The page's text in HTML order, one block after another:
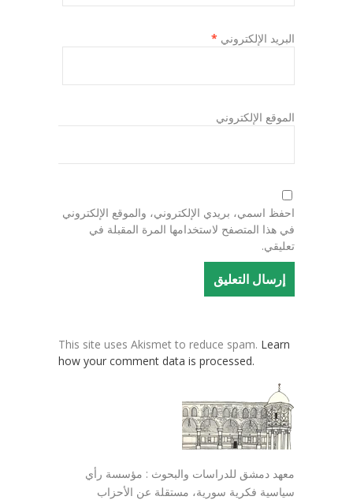
البريد الإلكتروني *
الموقع الإلكتروني
احفظ اسمي، بريدي الإلكتروني، والموقع الإلكتروني
في هذا المتصفح لاستخدامها المرة المقبلة في
تعليقي.
This site uses Akismet to reduce spam. Learn
how your comment data is processed.
معهد دمشق للدراسات والبحوث : مؤسسة رأي
سياسية فكرية سورية، مستقلة عن الأحزاب